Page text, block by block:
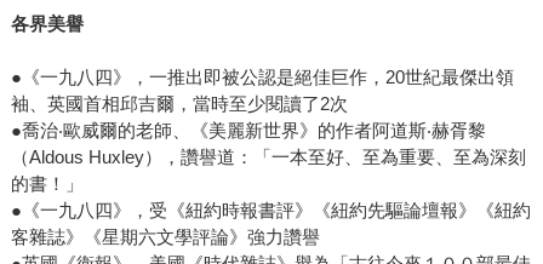
各界美譽
●《一九八四》，一推出即被公認是絕佳巨作，20世紀最傑出領
袖、英國首相邱吉爾，當時至少閱讀了2次
●喬治‧歐威爾的老師、《美麗新世界》的作者阿道斯‧赫胥黎
（Aldous Huxley），讚譽道：「一本至好、至為重要、至為深刻
的書！」
●《一九八四》，受《紐約時報書評》《紐約先驅論壇報》《紐約
客雜誌》《星期六文學評論》強力讚譽